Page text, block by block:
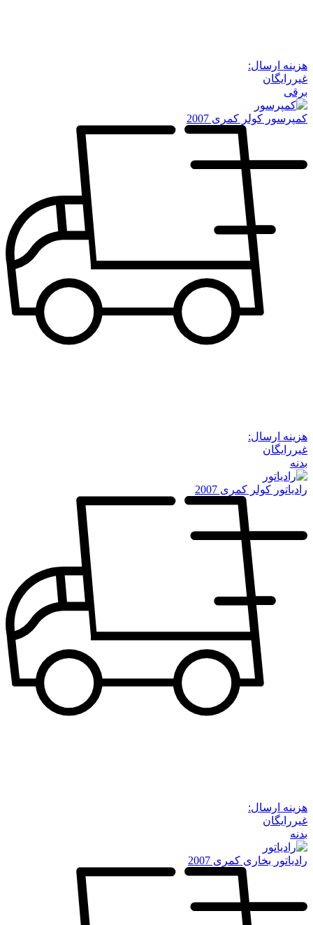
هزینه ارسال:
غیررایگان
برقی
کمپرسور کولر کمری 2007
هزینه ارسال:
غیررایگان
بدنه
رادیاتور کولر کمری 2007
هزینه ارسال:
غیررایگان
بدنه
رادیاتور بخاری کمری 2007